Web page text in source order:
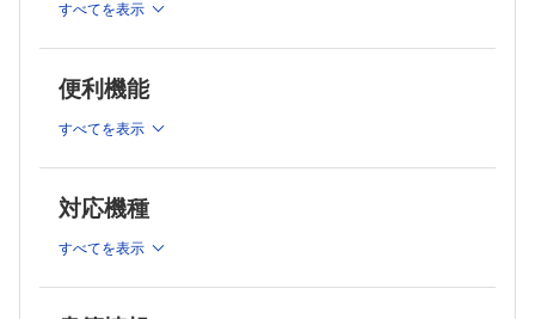
地域在住高齢女性におけるサルコペニア・フレイルと骨粗鬆
股関節疾患と骨粗鬆症 山本卓明
脊髄損傷患者における骨粗鬆症 坂井宏旭 ほか
―Personal View―
時間の使い方―最近，思うこと 射場浩介
小学校児童の歩行の基準値作成と成長による歩行の変化 伊
すべてを表示
便利機能
すべてを表示
対応機種
すべてを表示